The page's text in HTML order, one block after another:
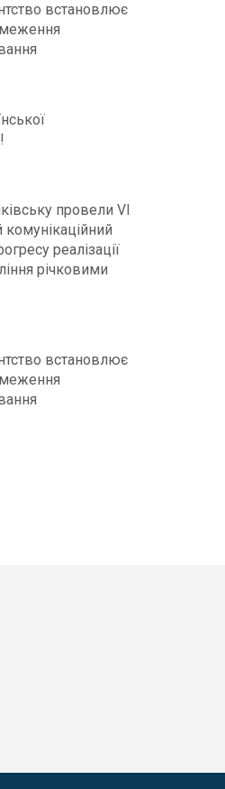
встановлює
провели VІ
реалізації
річковими
встановлює